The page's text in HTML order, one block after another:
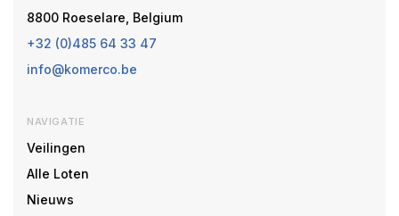
8800 Roeselare, Belgium
+32 (0)485 64 33 47
info@komerco.be
NAVIGATIE
Veilingen
Alle Loten
Nieuws